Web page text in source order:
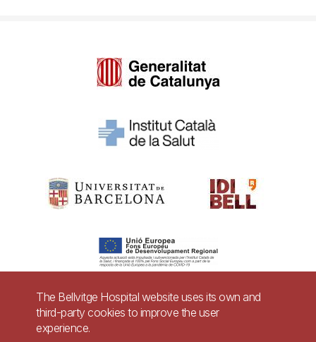
Pie
The Bellvitge Hospital website uses its own and
third-party cookies to improve the user
experience.